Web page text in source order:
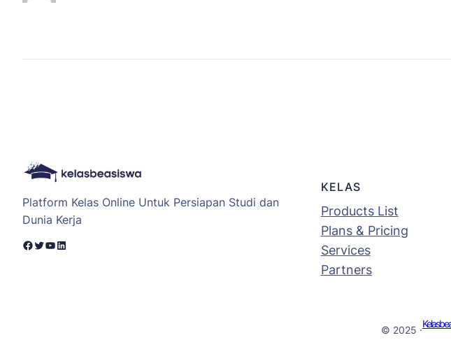
Platform Kelas Online Untuk Persiapan Studi dan
Dunia Kerja
Facebook Twitter YouTube LinkedIn
KELAS
Products List
Plans & Pricing
Services
Partners
© 2025 ·